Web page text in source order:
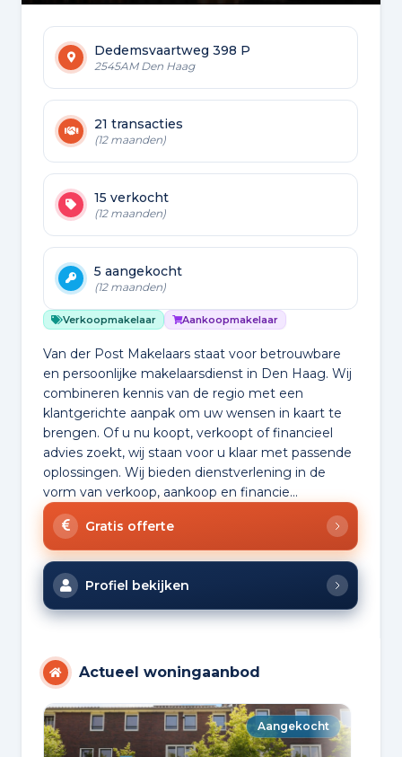
Dedemsvaartweg 398 P
2545AM Den Haag
21 transacties
(12 maanden)
15 verkocht
(12 maanden)
5 aangekocht
(12 maanden)
Verkoopmakelaar Aankoopmakelaar
Van der Post Makelaars staat voor betrouwbare
en persoonlijke makelaarsdienst in Den Haag. Wij
combineren kennis van de regio met een
klantgerichte aanpak om uw wensen in kaart te
brengen. Of u nu koopt, verkoopt of financieel
advies zoekt, wij staan voor u klaar met passende
oplossingen. Wij bieden dienstverlening in de
vorm van verkoop, aankoop en financie...
Gratis offerte
Profiel bekijken
Actueel woningaanbod
Aangekocht